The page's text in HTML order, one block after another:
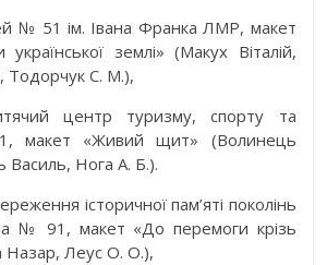
№ 51 ім. Івана Франка ЛМР, макет
української землі» (Макух Віталій,
Тодорчук С. М.),
центр туризму, спорту та
1, макет «Живий щит» (Волинець
Нога А. Б.).
історичної пам’яті поколінь
№ 91, макет «До перемоги крізь
Назар, Леус О. О.),